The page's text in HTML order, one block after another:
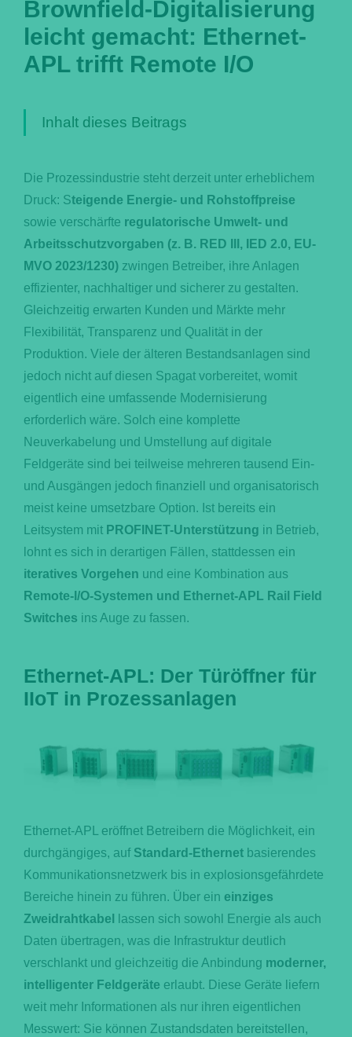
Português
Brownfield-Digitalisierung
leicht gemacht: Ethernet-
APL trifft Remote I/O
Inhalt dieses Beitrags
Die Prozessindustrie steht derzeit unter erheblichem
Druck: Steigende Energie- und Rohstoffpreise
sowie verschärfte regulatorische Umwelt- und
Arbeitsschutzvorgaben (z. B. RED III, IED 2.0, EU-
MVO 2023/1230)zwingen Betreiber, ihre Anlagen
effizienter, nachhaltiger und sicherer zu gestalten.
Gleichzeitig erwarten Kunden und Märkte mehr
Flexibilität, Transparenz und Qualität in der
Produktion. Viele der älteren Bestandsanlagen sind
jedoch nicht auf diesen Spagat vorbereitet, womit
eigentlich eine umfassende Modernisierung
erforderlich wäre. Solch eine komplette
Neuverkabelung und Umstellung auf digitale
Feldgeräte sind bei teilweise mehreren tausend Ein-
und Ausgängen jedoch finanziell und organisatorisch
meist keine umsetzbare Option. Ist bereits ein
Leitsystem mit PROFINET-Unterstützung in Betrieb,
lohnt es sich in derartigen Fällen, stattdessen ein
iteratives Vorgehen und eine Kombination aus
Remote-I/O-Systemen und Ethernet-APL Rail Field
Switches ins Auge zu fassen.
Ethernet-APL: Der Türöffner für
IIoT in Prozessanlagen
Ethernet-APL eröffnet Betreibern die Möglichkeit, ein
durchgängiges, auf Standard-Ethernetbasierendes
Kommunikationsnetzwerk bis in explosionsgefährdete
Bereiche hinein zu führen. Über ein einziges
Zweidrahtkabel
lassen sich sowohl Energie als auch
Daten übertragen, was die Infrastruktur deutlich
verschlankt und gleichzeitig die Anbindung moderner,
intelligenter Feldgeräte erlaubt. Diese Geräte liefern
weit mehr Informationen als nur ihren eigentlichen
Messwert: Sie können Zustandsdaten bereitstellen,